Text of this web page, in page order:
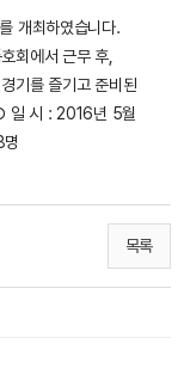
개최하였습니다.
회에서 근무 후,
기를 즐기고 준비된
일 시 : 2016년 5월
목록